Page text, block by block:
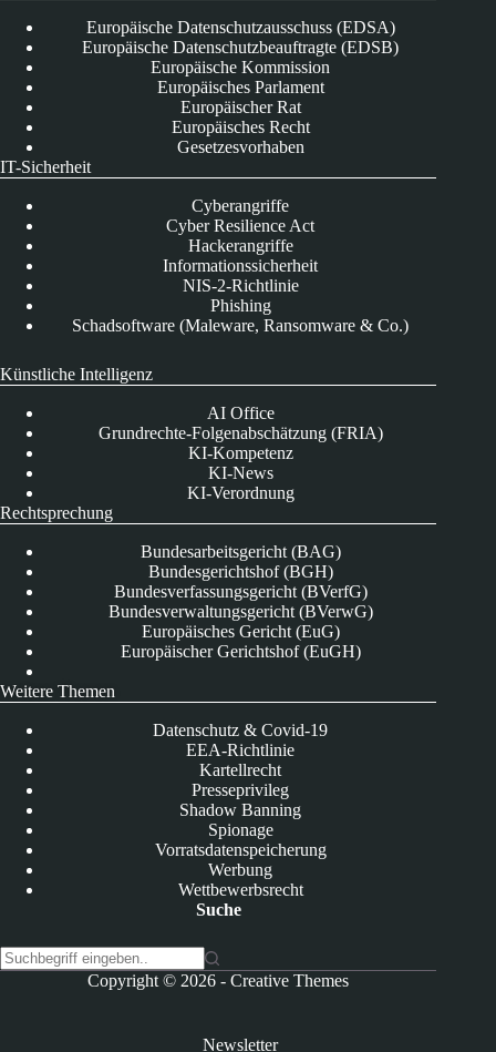
Europäische Datenschutzausschuss (EDSA)
Europäische Datenschutzbeauftragte (EDSB)
Europäische Kommission
Europäisches Parlament
Europäischer Rat
Europäisches Recht
Gesetzesvorhaben
IT-Sicherheit
Cyberangriffe
Cyber Resilience Act
Hackerangriffe
Informationssicherheit
NIS-2-Richtlinie
Phishing
Schadsoftware (Maleware, Ransomware & Co.)
Künstliche Intelligenz
AI Office
Grundrechte-Folgenabschätzung (FRIA)
KI-Kompetenz
KI-News
KI-Verordnung
Rechtsprechung
Bundesarbeitsgericht (BAG)
Bundesgerichtshof (BGH)
Bundesverfassungsgericht (BVerfG)
Bundesverwaltungsgericht (BVerwG)
Europäisches Gericht (EuG)
Europäischer Gerichtshof (EuGH)
Weitere Themen
Datenschutz & Covid-19
EEA-Richtlinie
Kartellrecht
Presseprivileg
Shadow Banning
Spionage
Vorratsdatenspeicherung
Werbung
Wettbewerbsrecht
Suche
Copyright © 2026 -Creative Themes
Newsletter